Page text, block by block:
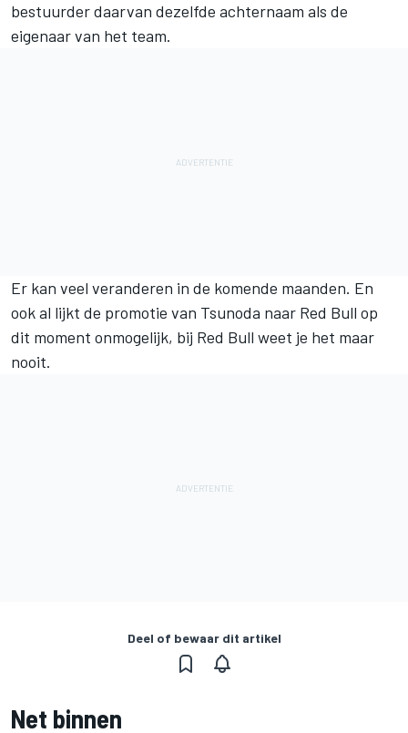
bestuurder daarvan dezelfde achternaam als de
eigenaar van het team.
Er kan veel veranderen in de komende maanden. En
ook al lijkt de promotie van Tsunoda naar Red Bull op
dit moment onmogelijk, bij Red Bull weet je het maar
nooit.
Deel of bewaar dit artikel
Net binnen